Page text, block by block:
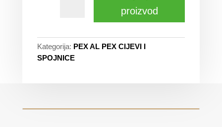
proizvod
Kategorija: PEX AL PEX CIJEVI I
SPOJNICE